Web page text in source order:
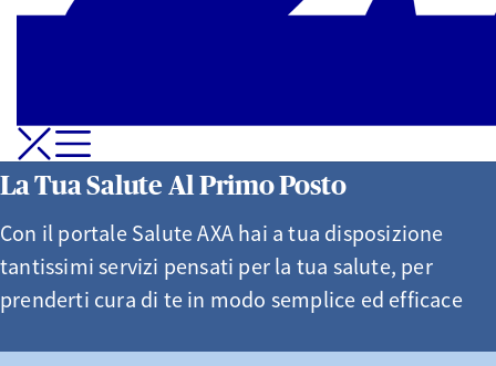
Apri-Chiudi Menu di navigazione
La Tua Salute Al Primo Posto
Con il portale Salute AXA hai a tua disposizione
tantissimi servizi pensati per la tua salute, per
prenderti cura di te in modo semplice ed efficace